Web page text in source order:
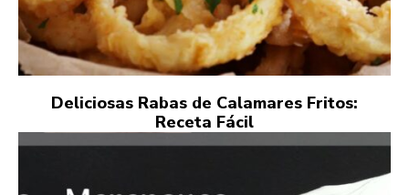
Deliciosas Rabas de Calamares Fritos:
Receta Fácil